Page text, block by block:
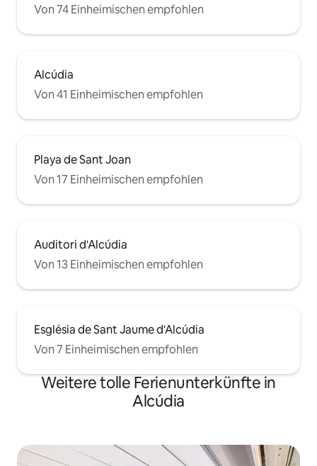
Von 74 Einheimischen empfohlen
Alcúdia
Von 41 Einheimischen empfohlen
Playa de Sant Joan
Von 17 Einheimischen empfohlen
Auditori d'Alcúdia
Von 13 Einheimischen empfohlen
Església de Sant Jaume d'Alcúdia
Von 7 Einheimischen empfohlen
Weitere tolle Ferienunterkünfte in
Alcúdia